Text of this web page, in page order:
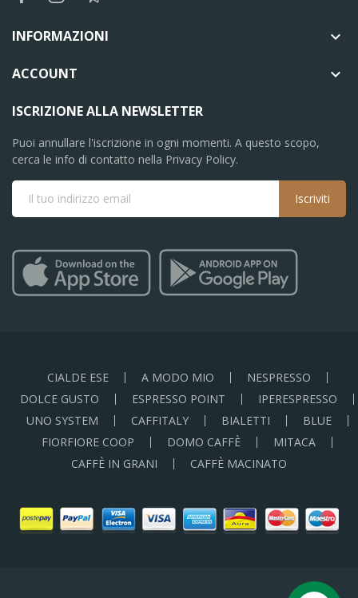
INFORMAZIONI 
ACCOUNT 
ISCRIZIONE ALLA NEWSLETTER
Puoi annullare l'iscrizione in ogni momenti. A questo scopo,
cerca le info di contatto nella Privacy Policy.
Iscriviti
CIALDE ESE A MODO MIO
NESPRESSO
DOLCE GUSTO
ESPRESSO POINT
IPERESPRESSO
UNO SYSTEM
CAFFITALY BIALETTI
BLUE
FIORFIORE COOP
DOMO CAFFÈ
MITACA
CAFFÈ IN GRANI
CAFFÈ MACINATO